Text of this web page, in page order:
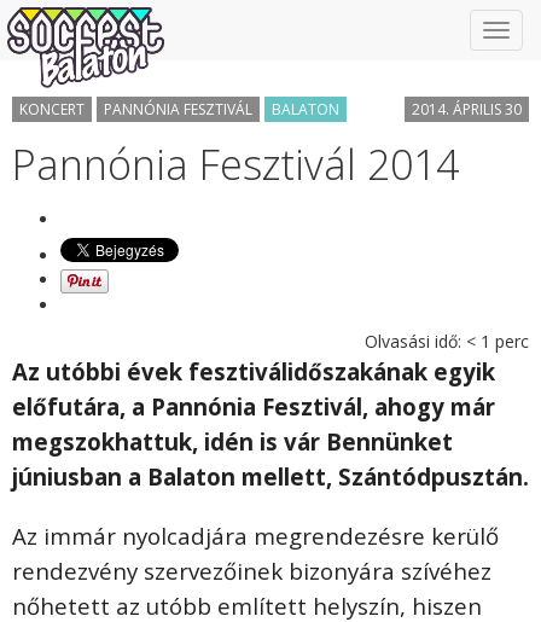
KONCERT PANNÓNIA FESZTIVÁL BALATON 2014. ÁPRILIS 30
Pannónia Fesztivál 2014
Olvasási idő: < 1 perc
Az utóbbi évek fesztiválidőszakának egyik
előfutára, a Pannónia Fesztivál, ahogy már
megszokhattuk, idén is vár Bennünket
júniusban a Balaton mellett, Szántódpusztán.
Az immár nyolcadjára megrendezésre kerülő
rendezvény szervezőinek bizonyára szívéhez
nőhetett az utóbb említett helyszín, hiszen